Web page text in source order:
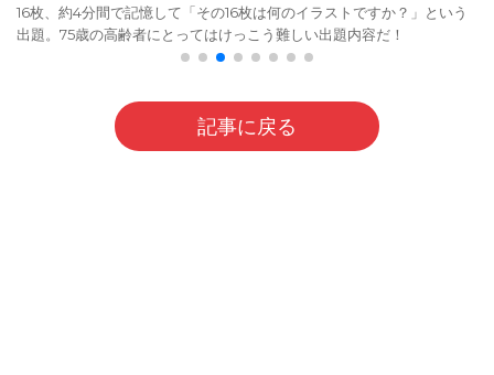
16枚、約4分間で記憶して「その16枚は何のイラストですか？」という
出題。75歳の高齢者にとってはけっこう難しい出題内容だ！
記事に戻る